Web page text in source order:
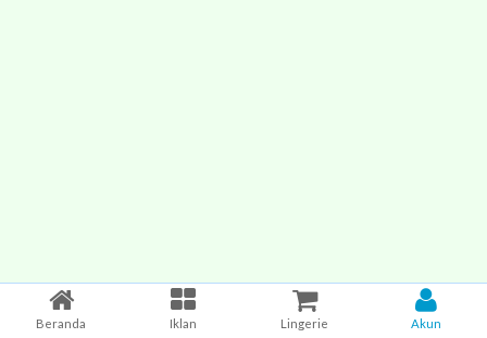
Beranda Iklan Lingerie Akun